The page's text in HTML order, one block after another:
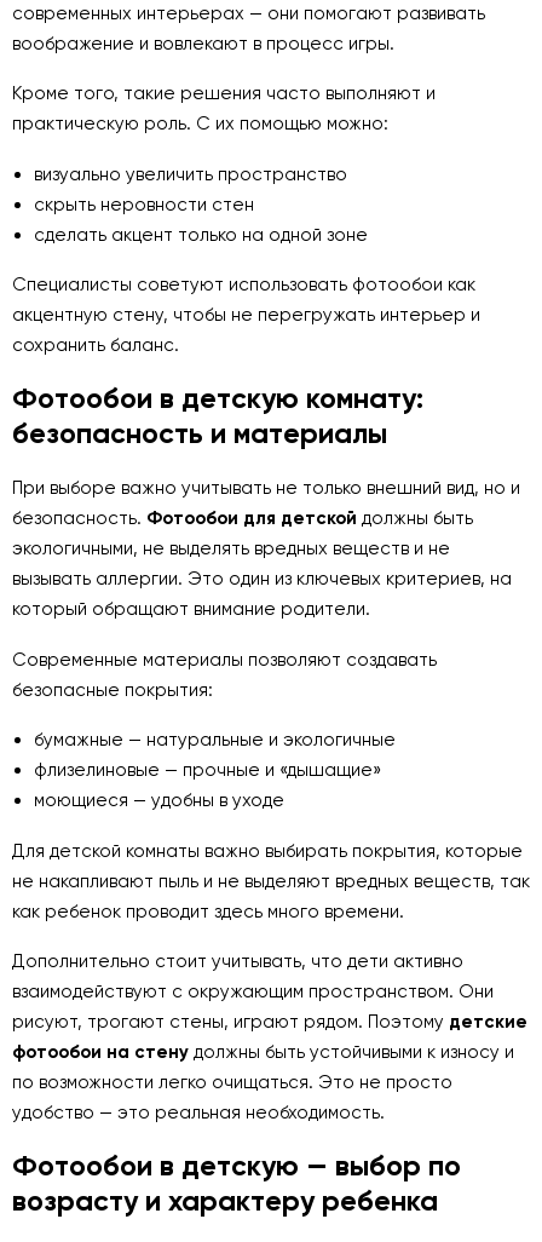
современных интерьерах — они помогают развивать
воображение и вовлекают в процесс игры.
Кроме того, такие решения часто выполняют и
практическую роль. С их помощью можно:
визуально увеличить пространство
скрыть неровности стен
сделать акцент только на одной зоне
Специалисты советуют использовать фотообои как
акцентную стену, чтобы не перегружать интерьер и
сохранить баланс.
Фотообои в детскую комнату:
безопасность и материалы
При выборе важно учитывать не только внешний вид, но и
безопасность. Фотообои для детской должны быть
экологичными, не выделять вредных веществ и не
вызывать аллергии. Это один из ключевых критериев, на
который обращают внимание родители.
Современные материалы позволяют создавать
безопасные покрытия:
бумажные — натуральные и экологичные
флизелиновые — прочные и «дышащие»
моющиеся — удобны в уходе
Для детской комнаты важно выбирать покрытия, которые
не накапливают пыль и не выделяют вредных веществ, так
как ребенок проводит здесь много времени.
Дополнительно стоит учитывать, что дети активно
взаимодействуют с окружающим пространством. Они
рисуют, трогают стены, играют рядом. Поэтому детские
фотообои на стену должны быть устойчивыми к износу и
по возможности легко очищаться. Это не просто
удобство — это реальная необходимость.
Фотообои в детскую — выбор по
возрасту и характеру ребенка